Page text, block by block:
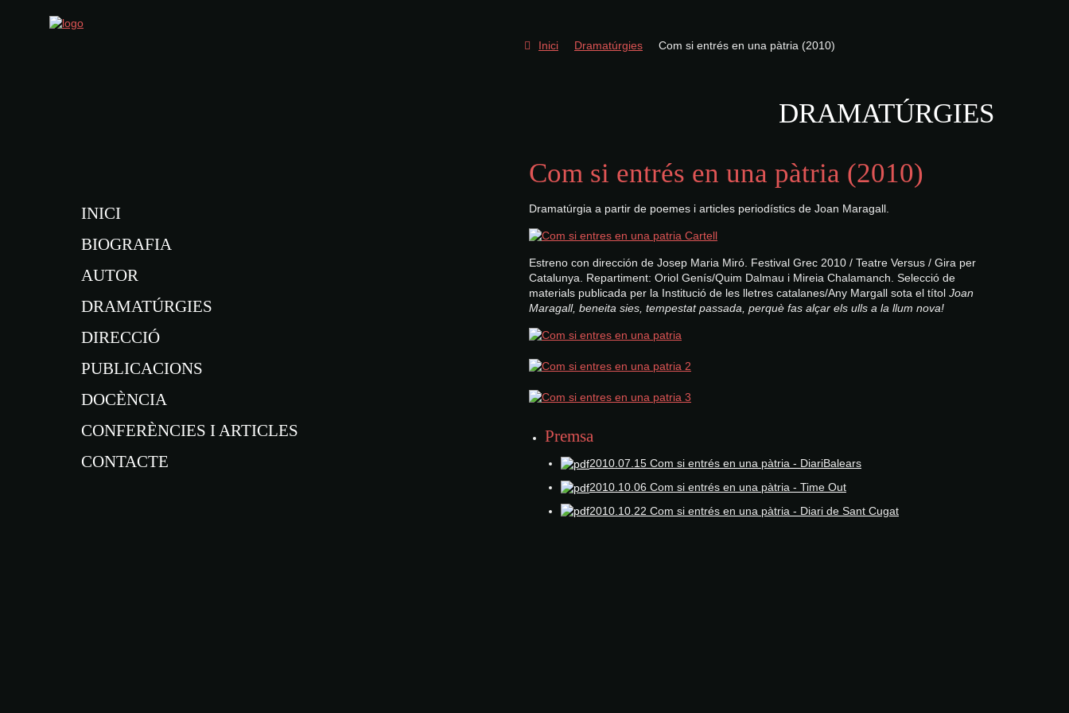
INICI
BIOGRAFIA
AUTOR
DRAMATÚRGIES
DIRECCIÓ
PUBLICACIONS
DOCÈNCIA
CONFERÈNCIES I ARTICLES
CONTACTE
Inici Dramatúrgies Com si entrés en una pàtria (2010)
DRAMATÚRGIES
Com si entrés en una pàtria (2010)
Dramatúrgia a partir de poemes i articles periodístics de Joan Maragall.
Estreno con dirección de Josep Maria Miró. Festival Grec 2010 / Teatre Versus / Gira per
Catalunya
Repartiment: Oriol Genís/Quim Dalmau i Mireia Chalamanch. Selecció de
materials publicada per la Institució de les lletres catalanes/Any Margall sota el títol Joan
Maragall, beneita sies, tempestat passada, perquè fas alçar els ulls a la llum nova!
Premsa
2010.07.15 Com si entrés en una pàtria - DiariBalears
2010.10.06 Com si entrés en una pàtria - Time Out
2010.10.22 Com si entrés en una pàtria - Diari de Sant Cugat